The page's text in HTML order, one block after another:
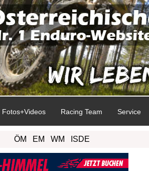
Fotos+Videos Racing Team Service
ÖM EM WM ISDE